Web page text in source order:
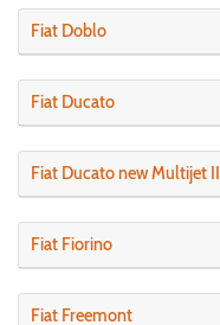
Fiat Doblo
Fiat Ducato
Fiat Ducato new Multijet II
Fiat Fiorino
Fiat Freemont